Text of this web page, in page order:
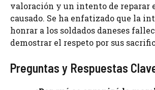
valoración y un intento de reparar
causado. Se ha enfatizado que la
honrar a los soldados daneses
demostrar el respeto por sus
Preguntas y Respuestas